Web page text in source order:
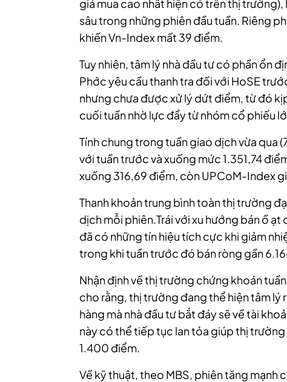
giá mua cao nhất hiện có trên thị
sâu trong những phiên đầu tuần. Riêng
khiến Vn-Index mất 39 điểm.
Tuy nhiên, tâm lý nhà đầu tư có phần ổn
Phớc yêu cầu thanh tra đối với HoSE
nhưng chưa được xử lý dứt điểm, từ đó
cuối tuần nhờ lực đẩy từ nhóm cổ phiếu
Tính chung trong tuần giao dịch vừa qua
với tuần trước và xuống mức 1.351,74
xuống 316,69 điểm, còn UPCoM-Index
Thanh khoản trung bình toàn thị trường
dịch mỗi phiên.Trái với xu hướng bán ồ
đã có những tín hiệu tích cực khi giảm
trong khi tuần trước đó bán ròng gần
Nhận định về thị trường chứng khoán
cho rằng, thị trường đang thể hiện tâm lý
hàng mà nhà đầu tư bắt đáy sẽ về tài
này có thể tiếp tục lan tỏa giúp thị
1.400 điểm.
Về kỹ thuật, theo MBS, phiên tăng mạnh